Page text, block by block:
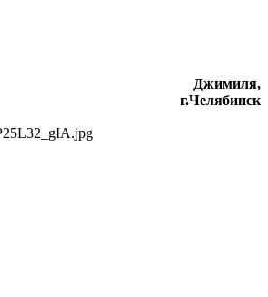
Джимиля,
г.Челябинск